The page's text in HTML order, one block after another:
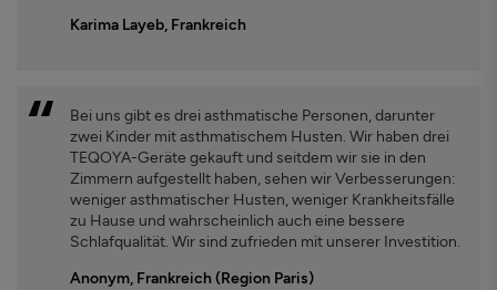
Karima Layeb, Frankreich
Bei uns gibt es drei asthmatische Personen, darunter
zwei Kinder mit asthmatischem Husten. Wir haben drei
TEQOYA-Geräte gekauft und seitdem wir sie in den
Zimmern aufgestellt haben, sehen wir Verbesserungen:
weniger asthmatischer Husten, weniger Krankheitsfälle
zu Hause und wahrscheinlich auch eine bessere
Schlafqualität. Wir sind zufrieden mit unserer Investition.
Anonym, Frankreich (Region Paris)